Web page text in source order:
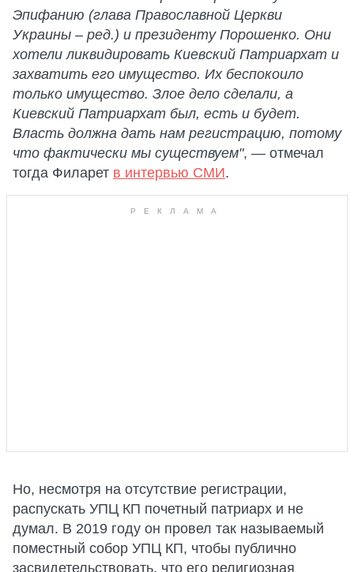
Эпифанию (глава Православной Церкви
Украины – ред.) и президенту Порошенко. Они
хотели ликвидировать Киевский Патриархат и
захватить его имущество. Их беспокоило
только имущество. Злое дело сделали, а
Киевский Патриархат был, есть и будет.
Власть должна дать нам регистрацию, потому
что фактически мы существуем", — отмечал
тогда Филарет в интервью СМИ.
Но, несмотря на отсутствие регистрации,
распускать УПЦ КП почетный патриарх и не
думал. В 2019 году он провел так называемый
поместный собор УПЦ КП, чтобы публично
засвидетельствовать, что его религиозная